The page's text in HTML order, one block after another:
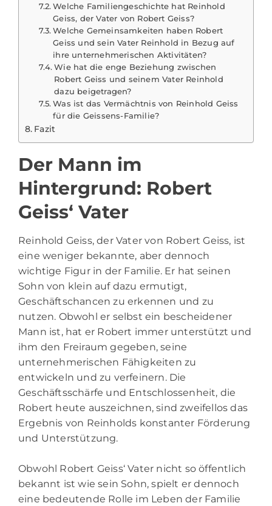
Welche Familiengeschichte hat Reinhold
Geiss, der Vater von Robert Geiss?
Welche Gemeinsamkeiten haben Robert
Geiss und sein Vater Reinhold in Bezug auf
ihre unternehmerischen Aktivitäten?
Wie hat die enge Beziehung zwischen
Robert Geiss und seinem Vater Reinhold
dazu beigetragen?
Was ist das Vermächtnis von Reinhold Geiss
für die Geissens-Familie?
Fazit
Der Mann im
Hintergrund: Robert
Geiss‘ Vater
Reinhold Geiss, der Vater von Robert Geiss, ist
eine weniger bekannte, aber dennoch
wichtige Figur in der Familie. Er hat seinen
Sohn von klein auf dazu ermutigt,
Geschäftschancen zu erkennen und zu
nutzen. Obwohl er selbst ein bescheidener
Mann ist, hat er Robert immer unterstützt und
ihm den Freiraum gegeben, seine
unternehmerischen Fähigkeiten zu
entwickeln und zu verfeinern. Die
Geschäftsschärfe und Entschlossenheit, die
Robert heute auszeichnen, sind zweifellos das
Ergebnis von Reinholds konstanter Förderung
und Unterstützung.
Obwohl Robert Geiss‘ Vater nicht so öffentlich
bekannt ist wie sein Sohn, spielt er dennoch
eine bedeutende Rolle im Leben der Familie